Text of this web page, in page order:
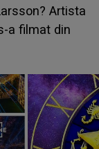
ESTE
se în fața
"Am